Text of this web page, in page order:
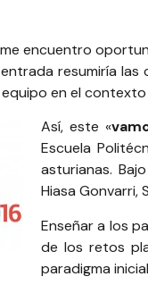
encuentro
resumiría
en el
Así, este «
Escuela
asturianas.
Hiasa Gonvarri,
Enseñar a los
de los retos
paradigma